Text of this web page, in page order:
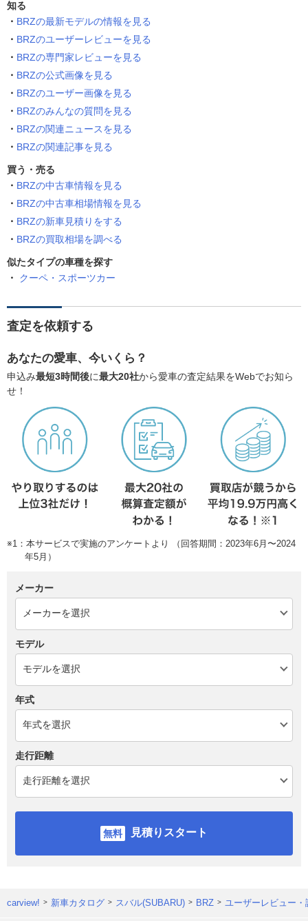
知る
BRZの最新モデルの情報を見る
BRZのユーザーレビューを見る
BRZの専門家レビューを見る
BRZの公式画像を見る
BRZのユーザー画像を見る
BRZのみんなの質問を見る
BRZの関連ニュースを見る
BRZの関連記事を見る
買う・売る
BRZの中古車情報を見る
BRZの中古車相場情報を見る
BRZの新車見積りをする
BRZの買取相場を調べる
似たタイプの車種を探す
クーペ・スポーツカー
査定を依頼する
あなたの愛車、今いくら？
申込み最短3時間後に最大20社から愛車の査定結果をWebでお知ら
せ！
※1：本サービスで実施のアンケートより （回答期間：2023年6月〜2024
年5月）
メーカー
モデル
年式
走行距離
見積りスタート
carview! 新車カタログ スバル(SUBARU) BRZ ユーザーレビュー・